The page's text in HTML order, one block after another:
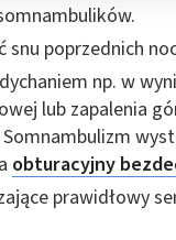
snu poprzednich
np. w
lub zapalenia
obturacyjny
prawidłowy
ograniczonych danych
celu
do wyboru
reklam